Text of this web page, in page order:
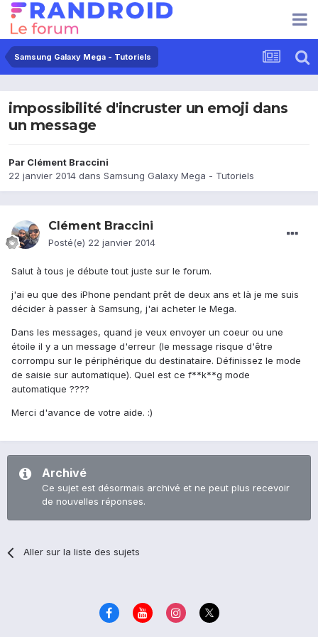
Samsung Galaxy Mega - Tutoriels
impossibilité d'incruster un emoji dans
un message
Par Clément Braccini
22 janvier 2014 dans Samsung Galaxy Mega - Tutoriels
Clément Braccini
Posté(e) 22 janvier 2014
Salut à tous je débute tout juste sur le forum.
j'ai eu que des iPhone pendant prêt de deux ans et là je me suis
décider à passer à Samsung, j'ai acheter le Mega.
Dans les messages, quand je veux envoyer un coeur ou une
étoile il y a un message d'erreur (le message risque d'être
corrompu sur le périphérique du destinataire. Définissez le mode
de saisie sur automatique). Quel est ce f**k**g mode
automatique ????
Merci d'avance de votre aide. :)
Archivé
Ce sujet est désormais archivé et ne peut plus recevoir
de nouvelles réponses.
Aller sur la liste des sujets